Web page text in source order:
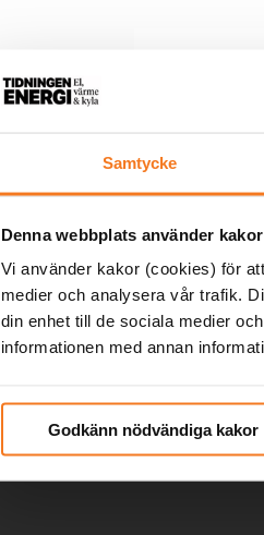
Samtycke
Denna webbplats använder
Vi använder kakor (cookies) för
medier och analysera vår trafik.
din enhet till de sociala medier
informationen med annan
Godkänn nödvändiga kakor